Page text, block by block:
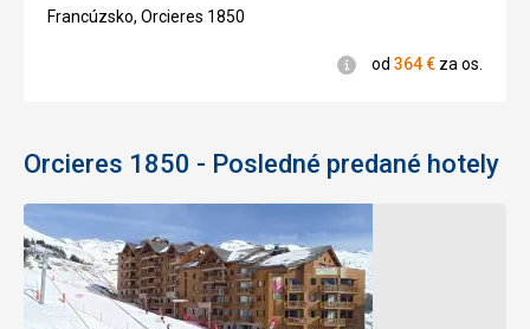
Francúzsko, Orcieres 1850
Informácie
od 364€ za os.
Orcieres 1850 - Posledné predané hotely